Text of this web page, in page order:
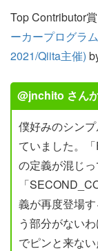
Top Contributor賞
ーカープログラ
2021/Qiita主催)
@jnchito さん
僕好みのシン
ていました。
の定義が混じ
「
義が再度登場
う部分がない
でピンと来な